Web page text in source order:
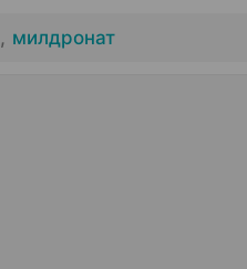
, милдронат